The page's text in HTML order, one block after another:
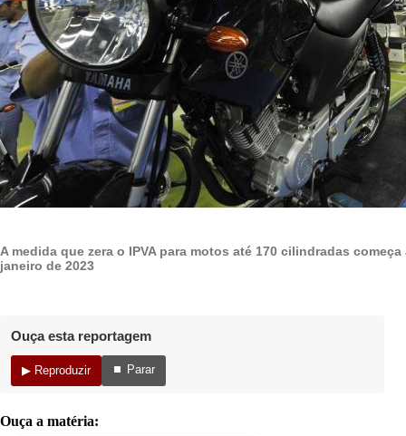
A medida que zera o IPVA para motos até 170 cilindradas começa
janeiro de 2023
Ouça esta reportagem
▶ Reproduzir ⏹ Parar
Ouça a matéria: